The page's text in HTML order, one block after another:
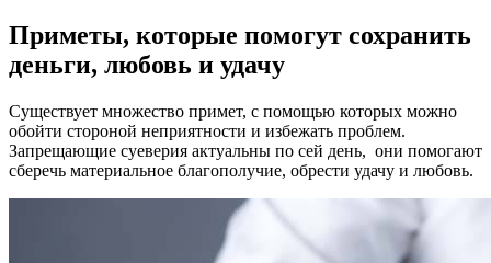
Приметы, которые помогут сохранить
деньги, любовь и удачу
Существует множество примет, с помощью которых можно
обойти стороной неприятности и избежать проблем.
Запрещающие суеверия актуальны по сей день, они помогают
сберечь материальное благополучие, обрести удачу и любовь.